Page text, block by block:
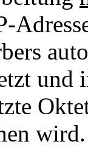
und
wird.